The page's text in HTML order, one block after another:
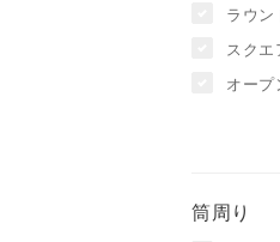
ラウン
スクエ
オープ
筒周り